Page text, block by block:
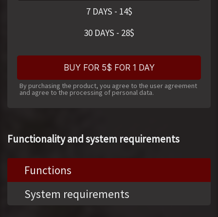
7 DAYS - 14$
30 DAYS - 28$
BUY FOR 5$ FOR 1 DAY
By purchasing the product, you agree to the user agreement
and agree to the processing of personal data.
Functionality and system requirements
Functions
System requirements